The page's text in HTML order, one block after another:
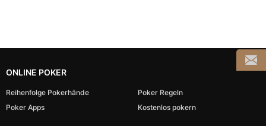
ONLINE POKER
Reihenfolge Pokerhände
Poker Apps
Poker Regeln
Kostenlos pokern